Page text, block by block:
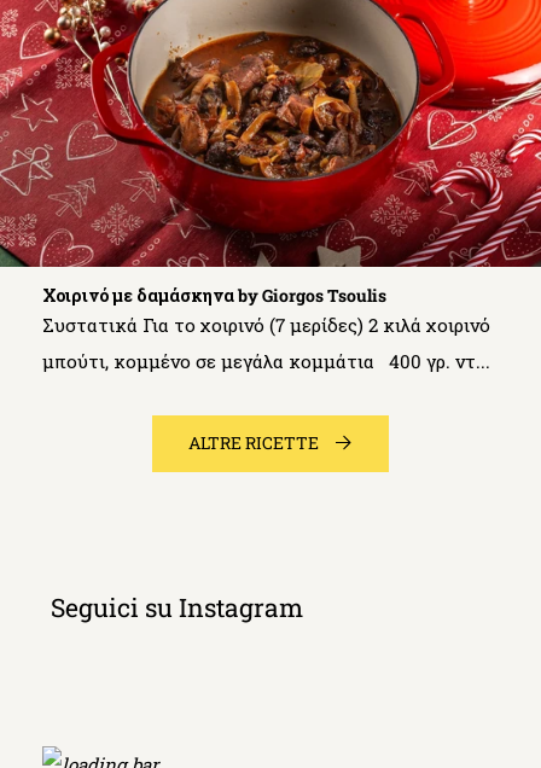
Χοιρινό με δαμάσκηνα by Giorgos Tsoulis
Συστατικά Για το χοιρινό (7 μερίδες) 2 κιλά χοιρινό
μπούτι, κομμένο σε μεγάλα κομμάτια 400 γρ. ντ...
ALTRE RICETTE
Seguici su Instagram